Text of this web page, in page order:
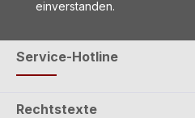
einverstanden.
Service-Hotline
Rechtstexte